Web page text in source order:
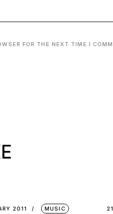
FOR THE NEXT TIME I
2011 MUSIC